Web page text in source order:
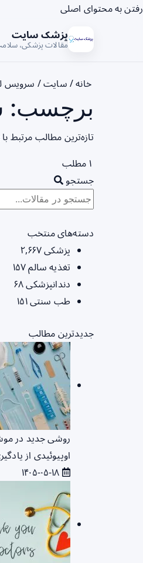
رفتن به محتوای اصلی
پزشک سایت
مقالات پزشکی،
خانه/ سایت/ سرویس
برچسب:
تازه‌ترین مطالب
۱ مطلب
جستجو
دسته‌های منتخب
پزشکی۲,۶۶۷
تغذیه سالم۱۵۷
دندانپزشکی۶۸
طب سنتی۱۵۱
جدیدترین مطالب
روشی جدید در
اوپیوئیدی از